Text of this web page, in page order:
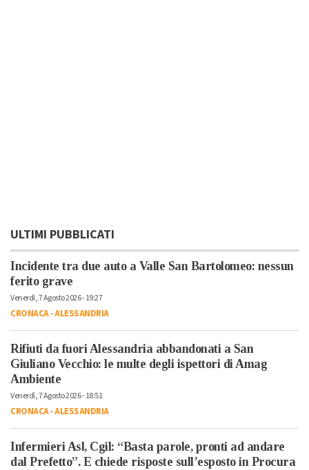
ULTIMI PUBBLICATI
Incidente tra due auto a Valle San Bartolomeo: nessun
ferito grave
Venerdì, 7 Agosto 2026 - 19:27
CRONACA-ALESSANDRIA
Rifiuti da fuori Alessandria abbandonati a San
Giuliano Vecchio: le multe degli ispettori di Amag
Ambiente
Venerdì, 7 Agosto 2026 - 18:51
CRONACA-ALESSANDRIA
Infermieri Asl, Cgil: “Basta parole, pronti ad andare
dal Prefetto”. E chiede risposte sull’esposto in Procura